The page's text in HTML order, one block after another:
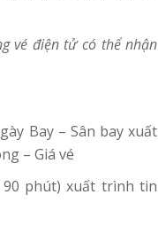
vé điện tử có thể nhận
Bay – Sân bay xuất
– Giá vé
phút) xuất trình tin